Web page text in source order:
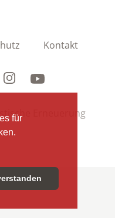
für
Kontakt
InstagramYoutube
Erneuerung